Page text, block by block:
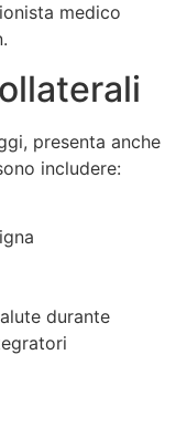
medico
presenta anche
includere:
durante